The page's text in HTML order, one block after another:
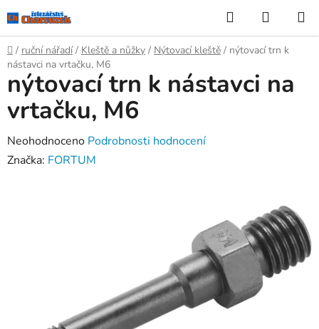
na
obsah
Hledat
KOŠÍK
Domů
/ ruční nářadí / Kleště a nůžky / Nýtovací kleště / nýtovací trn k
nástavci na vrtačku, M6
nýtovací trn k nástavci na
vrtačku, M6
Průměrné
hodnocení
Neohodnoceno Podrobnosti hodnocení
Značka: FORTUM